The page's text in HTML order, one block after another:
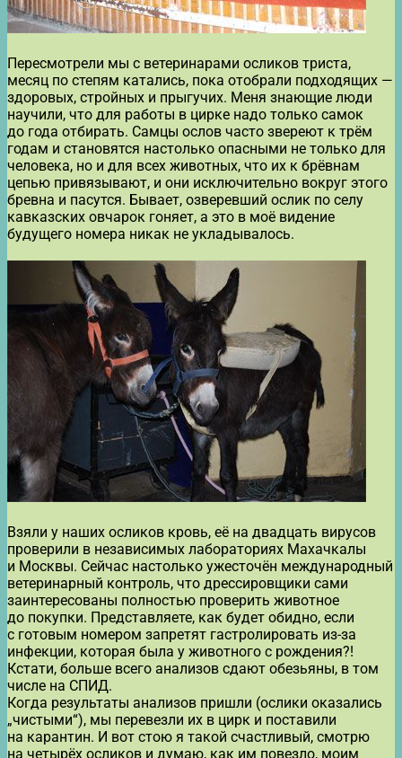
Пересмотрели мы с ветеринарами осликов триста,
месяц по степям катались, пока отобрали подходящих —
здоровых, стройных и прыгучих. Меня знающие люди
научили, что для работы в цирке надо только самок
до года отбирать. Самцы ослов часто звереют к трём
годам и становятся настолько опасными не только для
человека, но и для всех животных, что их к брёвнам
цепью привязывают, и они исключительно вокруг этого
бревна и пасутся. Бывает, озверевший ослик по селу
кавказских овчарок гоняет, а это в моё видение
будущего номера никак не укладывалось.
Взяли у наших осликов кровь, её на двадцать вирусов
проверили в независимых лабораториях Махачкалы
и Москвы. Сейчас настолько ужесточён международный
ветеринарный контроль, что дрессировщики сами
заинтересованы полностью проверить животное
до покупки. Представляете, как будет обидно, если
с готовым номером запретят гастролировать из-за
инфекции, которая была у животного с рождения?!
Кстати, больше всего анализов сдают обезьяны, в том
числе на СПИД.
Когда результаты анализов пришли (ослики оказались
„чистыми“), мы перевезли их в цирк и поставили
на карантин. И вот стою я такой счастливый, смотрю
на четырёх осликов и думаю, как им повезло, моим